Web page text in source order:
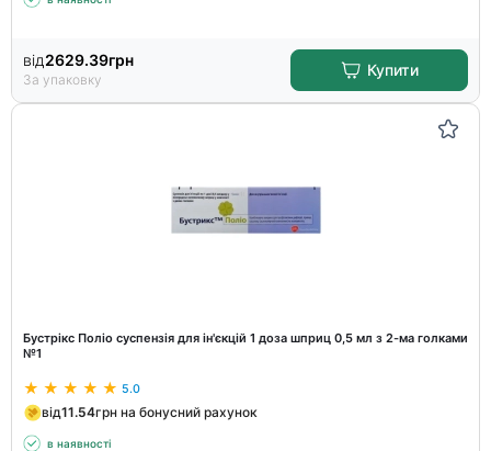
від2629.39грн
За упаковку
Купити
Бустрікс Поліо суспензія для ін'єкцій 1 доза шприц 0,5 мл з 2-ма голками
№1
5.0
від11.54грн на бонусний рахунок
в наявності